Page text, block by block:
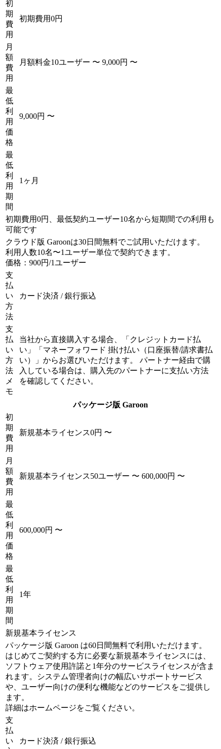
初
期
費
用
初期費用0円
月
額
費
用
月額料金10ユーザー 〜 9,000円 〜
最
低
利
用
価
格
9,000円 〜
最
低
利
用
期
間
1ヶ月
初期費用0円、最低契約ユーザー10名から短期間での利用も
可能です
クラウド版 Garoonは30日間無料でご試用いただけます。
利用人数10名〜1ユーザー単位で契約できます。
価格：900円/1ユーザー
支
払
い
方
法
カード決済 / 銀行振込
支
払
い
方
法
メ
モ
当社から直接購入する場合、「クレジットカード払
い」「マネーフォワード 掛け払い（口座振替/請求書払
い）」からお選びいただけます。 パートナー経由で購
入している場合は、購入先のパートナーに支払い方法
を確認してください。
パッケージ版 Garoon
初
期
費
用
新規基本ライセンス0円 〜
月
額
費
用
新規基本ライセンス50ユーザー 〜 600,000円 〜
最
低
利
用
価
格
600,000円 〜
最
低
利
用
期
間
1年
新規基本ライセンス
パッケージ版 Garoon は60日間無料で利用いただけます。
はじめてご契約する方に必要な新規基本ライセンスには、
ソフトウェア使用許諾と1年分のサービスライセンスが含ま
れます。システム管理者向けの幅広いサポートサービス
や、ユーザー向けの便利な機能などのサービスをご提供し
ます。
詳細はホームページをご覧ください。
支
払
い
カード決済 / 銀行振込